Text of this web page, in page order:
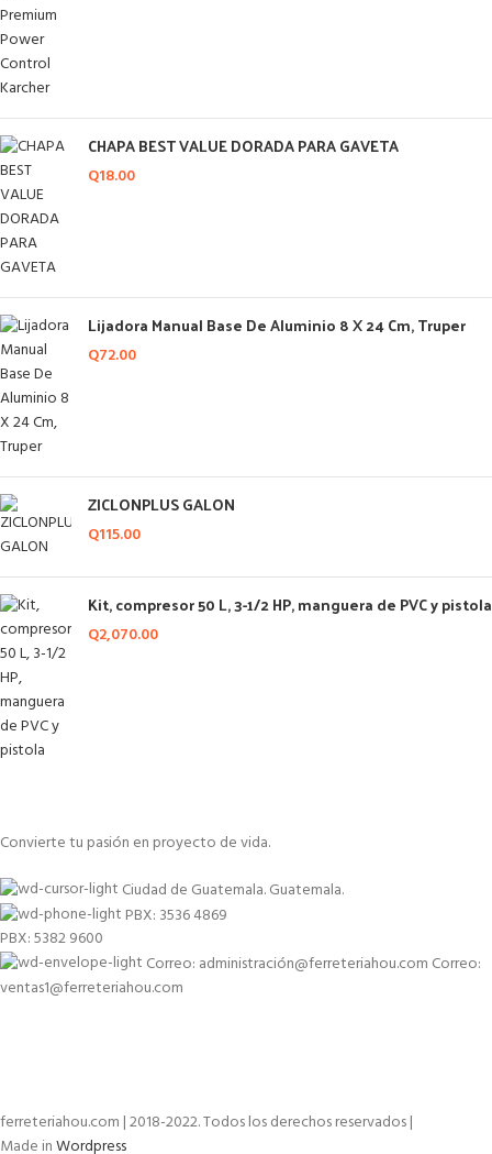
CHAPA BEST VALUE DORADA PARA GAVETA
Q18.00
Lijadora Manual Base De Aluminio 8 X 24 Cm, Truper
Q72.00
ZICLONPLUS GALON
Q115.00
Kit, compresor 50 L, 3-1/2 HP, manguera de PVC y pistola
Q2,070.00
Convierte tu pasión en proyecto de vida.
Ciudad de Guatemala. Guatemala.
PBX: 3536 4869
PBX: 5382 9600
Correo: administración@ferreteriahou.com Correo:
ventas1@ferreteriahou.com
ferreteriahou.com | 2018-2022. Todos los derechos reservados |
Made inWordpress